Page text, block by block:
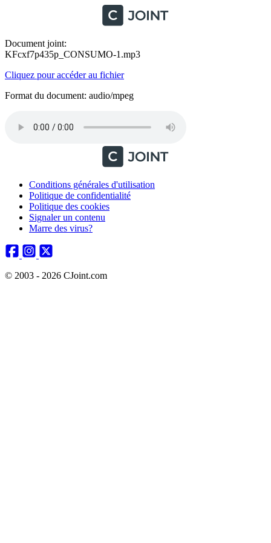
Document joint:
KFcxf7p435p_CONSUMO-1.mp3
Cliquez pour accéder au fichier
Format du document: audio/mpeg
Conditions générales d'utilisation
Politique de confidentialité
Politique des cookies
Signaler un contenu
Marre des virus?
© 2003 - 2026 CJoint.com